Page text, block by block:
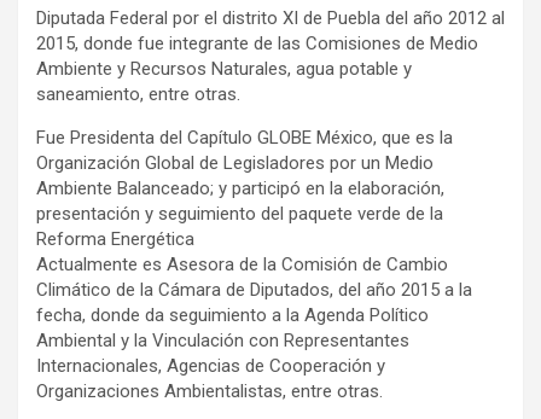
Diputada Federal por el distrito XI de Puebla del año 2012 al
2015, donde fue integrante de las Comisiones de Medio
Ambiente y Recursos Naturales, agua potable y
saneamiento, entre otras.
Fue Presidenta del Capítulo GLOBE México, que es la
Organización Global de Legisladores por un Medio
Ambiente Balanceado; y participó en la elaboración,
presentación y seguimiento del paquete verde de la
Reforma Energética
Actualmente es Asesora de la Comisión de Cambio
Climático de la Cámara de Diputados, del año 2015 a la
fecha, donde da seguimiento a la Agenda Político
Ambiental y la Vinculación con Representantes
Internacionales, Agencias de Cooperación y
Organizaciones Ambientalistas, entre otras.